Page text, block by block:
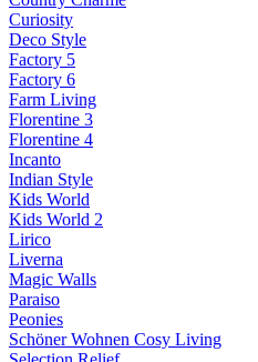
Curiosity
Deco Style
Factory 5
Factory 6
Farm Living
Florentine 3
Florentine 4
Incanto
Indian Style
Kids World
Kids World 2
Lirico
Liverna
Magic Walls
Paraiso
Peonies
Schöner Wohnen Cosy Living